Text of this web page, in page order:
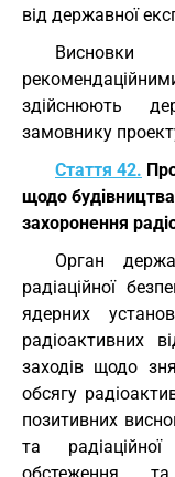
від державної
Висновки
здійснюють
замовнику
Стаття 42.
щодо
захоронення
Орган
радіаційної
ядерних
радіоактивних
заходів щодо
обсягу
позитивних
та